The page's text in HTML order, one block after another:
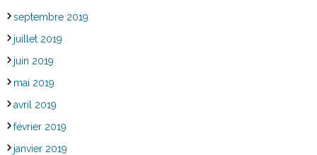
septembre 2019
juillet 2019
juin 2019
mai 2019
avril 2019
février 2019
janvier 2019